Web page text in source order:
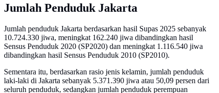
Jumlah Penduduk Jakarta
Jumlah penduduk Jakarta berdasarkan hasil Supas 2025 sebanyak
10.724.330 jiwa, meningkat 162.240 jiwa dibandingkan hasil
Sensus Penduduk 2020 (SP2020) dan meningkat 1.116.540 jiwa
dibandingkan hasil Sensus Penduduk 2010 (SP2010).
Sementara itu, berdasarkan rasio jenis kelamin, jumlah penduduk
laki-laki di Jakarta sebanyak 5.371.390 jiwa atau 50,09 persen dari
seluruh penduduk, sedangkan jumlah penduduk perempuan